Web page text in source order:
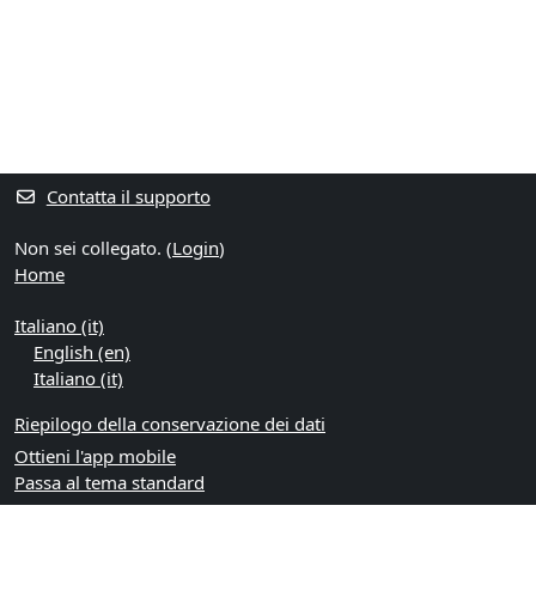
Contatta il supporto
Non sei collegato. (Login)
Home
Italiano ‎(it)‎
English ‎(en)‎
Italiano ‎(it)‎
Riepilogo della conservazione dei dati
Ottieni l'app mobile
Passa al tema standard